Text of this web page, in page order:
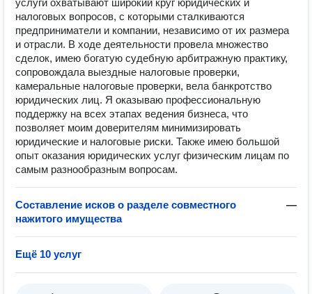
услуги охватывают широкий круг юридических и
налоговых вопросов, с которыми сталкиваются
предприниматели и компании, независимо от их размера
и отрасли. В ходе деятельности провела множество
сделок, имею богатую судебную арбитражную практику,
сопровождала выездные налоговые проверки,
камеральные налоговые проверки, вела банкротство
юридических лиц. Я оказываю профессиональную
поддержку на всех этапах ведения бизнеса, что
позволяет моим доверителям минимизировать
юридические и налоговые риски. Также имею большой
опыт оказания юридических услуг физическим лицам по
самым разнообразным вопросам.
Составление исков о разделе совместного
нажитого имущества
—
Ещё 10 услуг